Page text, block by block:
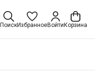
ПоискИзбранноеВойти Корзина